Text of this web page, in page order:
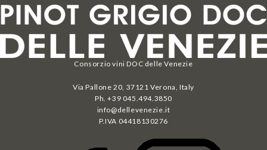
Consorzio vini DOC delle Venezie
Via Pallone 20, 37121 Verona, Italy
Ph. +39 045.494.3850
info@dellevenezie.it
P.IVA 04418130276